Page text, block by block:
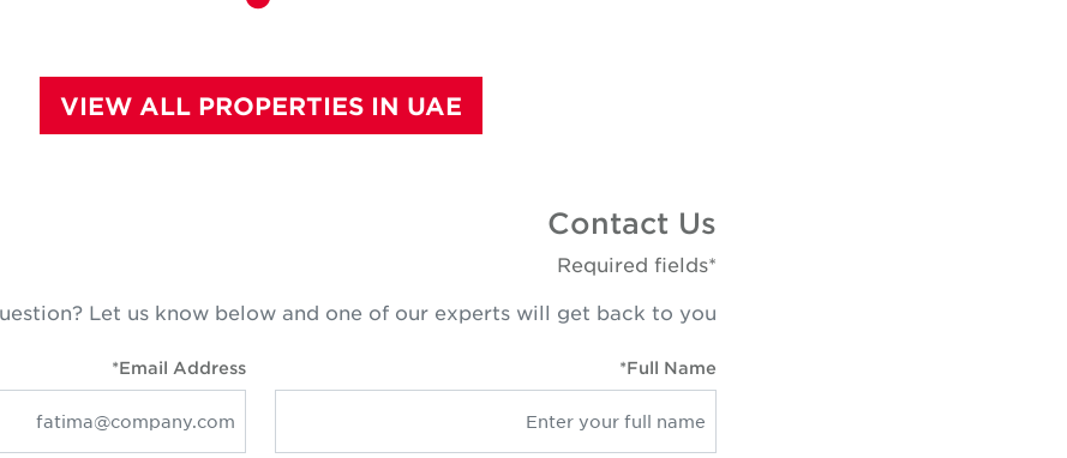
VIEW ALL PROPERTIES IN UAE
Contact Us
*Required fields
Let us know below and one of our experts will get back to you
Full Name*
Email Address*